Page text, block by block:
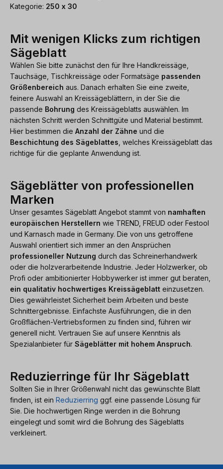
Kategorie: 250 x 30
Mit wenigen Klicks zum richtigen
Sägeblatt
Wählen Sie bitte zunächst den für Ihre Handkreissäge,
Tauchsäge, Tischkreissäge oder Formatsäge passenden
Größenbereich aus. Danach erhalten Sie eine zweite,
feinere Auswahl an Kreissägeblättern, in der Sie die
passende Bohrung des Kreissägeblatts auswählen. Im
nächsten Schritt werden Schnittgüte und Material bestimmt.
Hier bestimmen die Anzahl der Zähne und die
Beschichtung des Sägeblattes , welches Kreissägeblatt das
richtige für die geplante Anwendung ist.
Sägeblätter von professionellen
Marken
Unser gesamtes Sägeblatt Angebot stammt von namhaften
europäischen Herstellern wie TREND, FREUD oder Festool
und Karnasch made in Germany. Die von uns getroffene
Auswahl orientiert sich immer an den Ansprüchen
professioneller Nutzung durch das Schreinerhandwerk
oder die holzverarbeitende Industrie. Jeder Holzwerker, ob
Profi oder ambitionierter Hobbywerker ist immer gut beraten,
ein qualitativ hochwertiges Kreissägeblatt einzusetzen.
Dies gewährleistet Sicherheit beim Arbeiten und beste
Schnittergebnisse. Einfachste Ausführungen, die in den
Großflächen-Vertriebsformen zu finden sind, führen wir
generell nicht. Vertrauen Sie auf unsere Kenntnis als
Spezialanbieter für Sägeblätter mit hohem Anspruch.
Reduzierringe für Ihr Sägeblatt
Sollten Sie in Ihrer Größenwahl nicht das gewünschte Blatt
finden, ist ein Reduzierring ggf. eine passende Lösung für
Sie. Die hochwertigen Ringe werden in die Bohrung
eingelegt und somit wird die Bohrung des Sägeblatts
verkleinert.